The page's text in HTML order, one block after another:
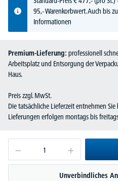
95,- Warenkorbwert. Auch bis
Informationen
Premium-Lieferung: professionell
Arbeitsplatz und Entsorgung der
Haus.
Preis zzgl. MwSt.
Die tatsächliche Lieferzeit entnehmen
Lieferungen erfolgen montags bis
Unverbindliches